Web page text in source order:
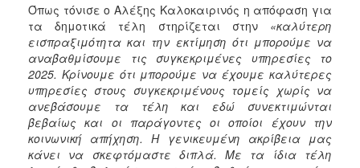
Όπως τόνισε ο Αλέξης Καλοκαιρινός η απόφαση για
τα δημοτικά τέλη στηρίζεται στην «καλύτερη
εισπραξιμότητα και την εκτίμηση ότι μπορούμε να
αναβαθμίσουμε τις συγκεκριμένες υπηρεσίες το
2025. Κρίνουμε ότι μπορούμε να έχουμε καλύτερες
υπηρεσίες στους συγκεκριμένους τομείς χωρίς να
ανεβάσουμε τα τέλη και εδώ συνεκτιμώνται
βεβαίως και οι παράγοντες οι οποίοι έχουν την
κοινωνική απήχηση. Η γενικευμένη ακρίβεια μας
κάνει να σκεφτόμαστε διπλά. Με τα ίδια τέλη